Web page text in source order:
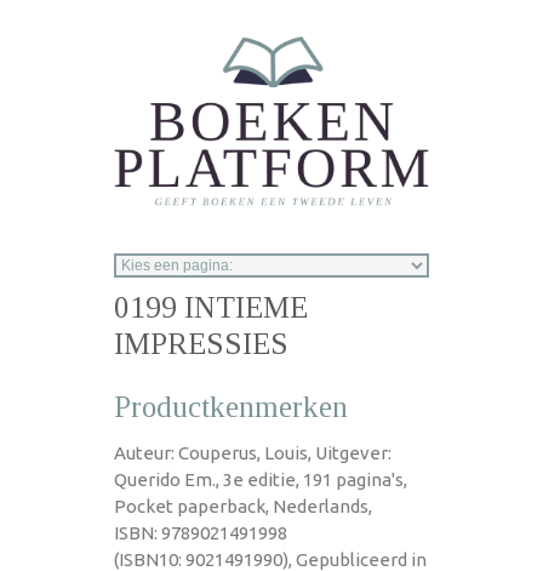
0199 INTIEME
IMPRESSIES
Productkenmerken
Auteur: Couperus, Louis, Uitgever:
Querido Em., 3e editie, 191 pagina's,
Pocket paperback, Nederlands,
ISBN: 9789021491998
(ISBN10: 9021491990), Gepubliceerd in